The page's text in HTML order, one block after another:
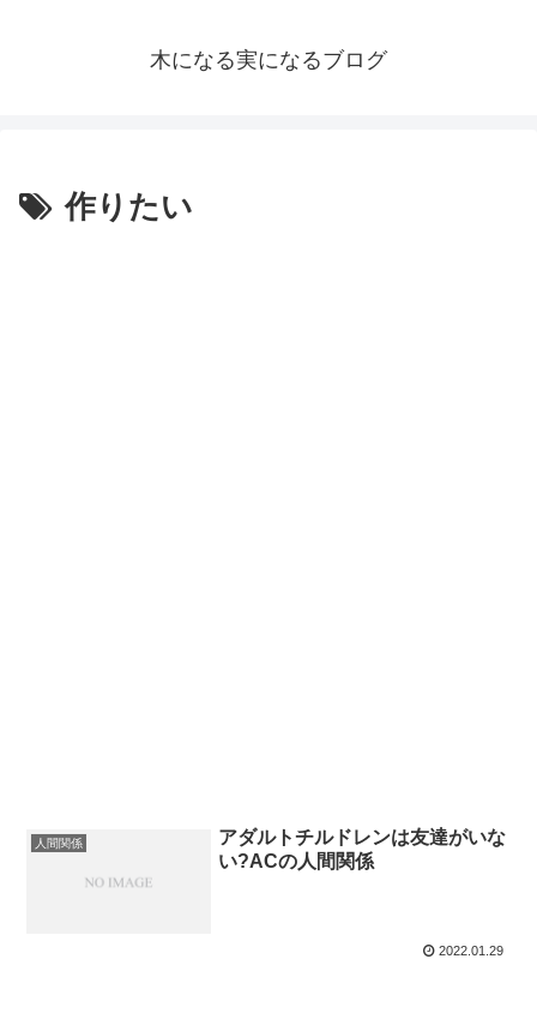
木になる実になるブログ
作りたい
人間関係
アダルトチルドレンは友達がいな
い?ACの人間関係
2022.01.29